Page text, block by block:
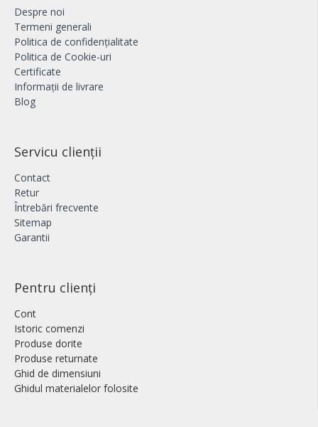
Despre noi
Termeni generali
Politica de confidențialitate
Politica de Cookie-uri
Certificate
Informații de livrare
Blog
Servicu clienții
Contact
Retur
Întrebări frecvente
Sitemap
Garantii
Pentru clienți
Cont
Istoric comenzi
Produse dorite
Produse returnate
Ghid de dimensiuni
Ghidul materialelor folosite